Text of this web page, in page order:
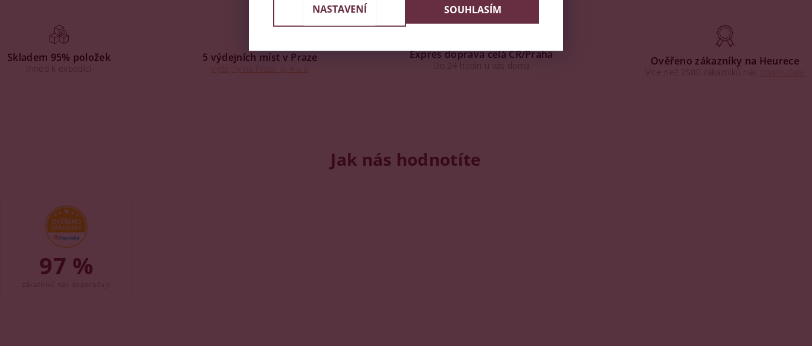
Skladem 95% položek
Ihned k expedici
5 výdejních míst v Praze
Výdejny na Praze 3, 4 a 6
Expres doprava celá ČR/Praha
Do 24 hodin u vás doma Ověřeno zákazníky na Heurece
Více než 2500 zákazníků nás
Jak nás hodnotíte
97 %
NASTAVENÍ SOUHLASÍM